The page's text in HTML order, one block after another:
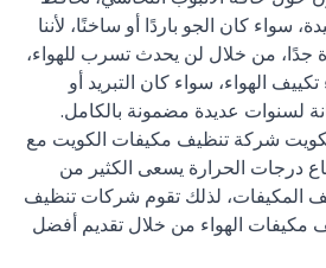
سواء كان الجو باردًا أو ساخنًا، لأننا
جدًا، من خلال لن يحدث تسرب للهواء،
الهواء، سواء كان التبريد أو
لسنوات عديدة مضمونة بالكامل.
شركة تنظيف مكيفات الكويت مع
درجات الحرارة يسعى الكثير من
المكيفات، لذلك تقوم شركات تنظيف
مكيفات الهواء من خلال تقديم أفضل